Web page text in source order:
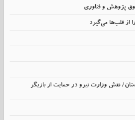
پژوهش و فناوری
از قلب‌ها می‌گیرد
نقش وزارت نیرو در حمایت از بازیگر